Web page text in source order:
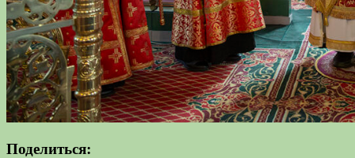
Поделиться: